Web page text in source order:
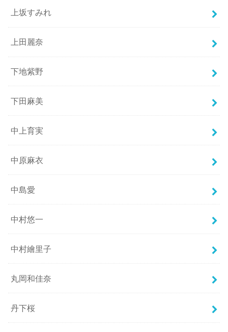
上坂すみれ
上田麗奈
下地紫野
下田麻美
中上育実
中原麻衣
中島愛
中村悠一
中村繪里子
丸岡和佳奈
丹下桜